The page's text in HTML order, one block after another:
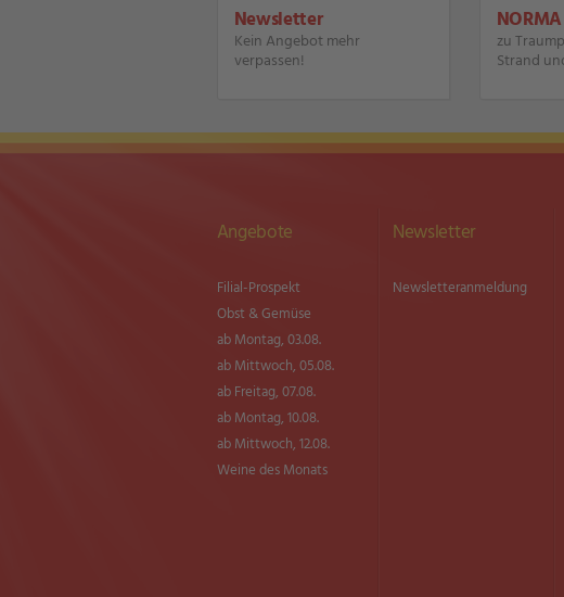
Newsletter
Kein Angebot mehr
verpassen!
zu
Strand
Angebote
Filial-Prospekt
Obst & Gemüse
ab Montag, 03.08.
ab Mittwoch, 05.08.
ab Freitag, 07.08.
ab Montag, 10.08.
ab Mittwoch, 12.08.
Weine des Monats
Newsletter
Newsletter­anmeldung